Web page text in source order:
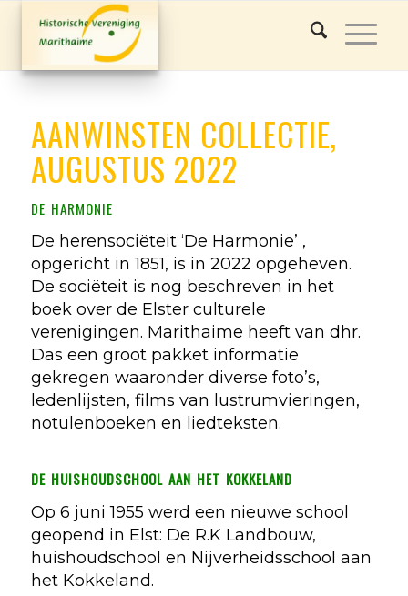
AANWINSTEN COLLECTIE,
AUGUSTUS 2022
de harmonie
De herensociëteit ‘De Harmonie’ ,
opgericht in 1851, is in 2022 opgeheven.
De sociëteit is nog beschreven in het
boek over de Elster culturele
verenigingen. Marithaime heeft van dhr.
Das een groot pakket informatie
gekregen waaronder diverse foto’s,
ledenlijsten, films van lustrumvieringen,
notulenboeken en liedteksten.
de huishoudschool aan het kokkeland
Op 6 juni 1955 werd een nieuwe school
geopend in Elst: De R.K Landbouw,
huishoudschool en Nijverheidsschool aan
het Kokkeland.